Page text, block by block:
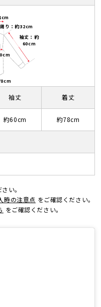
袖丈：約
60cm
り：約32cm
袖丈
約60cm
着丈
約78cm
い。
時の注意点 をご確認ください。
をご確認ください。